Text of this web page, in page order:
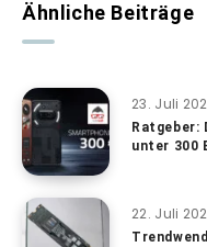
Ähnliche Beiträge
23. Juli
Ratgeber:
unter 300
22. Juli